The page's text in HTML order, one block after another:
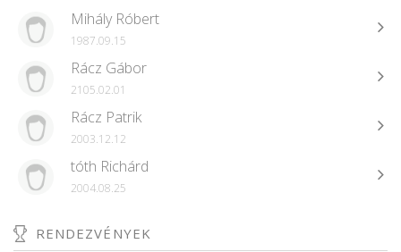
Mihály Róbert
1987.09.15
Rácz Gábor
2105.02.01
Rácz Patrik
2003.12.12
tóth Richárd
2004.08.25
RENDEZVÉNYEK